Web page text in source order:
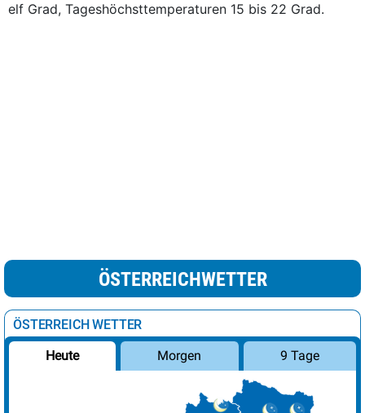
elf Grad, Tageshöchsttemperaturen 15 bis 22 Grad.
ÖSTERREICHWETTER
ÖSTERREICH WETTER
Heute Morgen 9 Tage